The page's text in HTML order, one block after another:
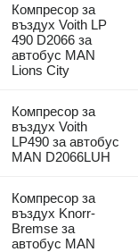
Компресор за
въздух Voith LP
490 D2066 за
автобус MAN
Lions City
Компресор за
въздух Voith
LP490 за автобус
MAN D2066LUH
Компресор за
въздух Knorr-
Bremse за
автобус MAN